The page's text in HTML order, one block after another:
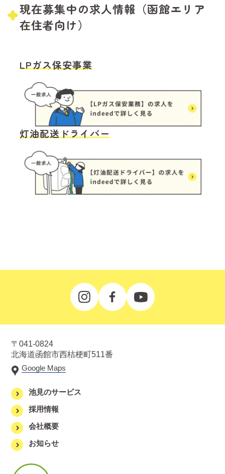
現在募集中の求人情報（函館エリア
在住者向け）
LPガス保安事業
灯油配送ドライバー
〒041-0824
北海道函館市西桔梗町511番
Google Maps
池見のサービス
採用情報
会社概要
お知らせ